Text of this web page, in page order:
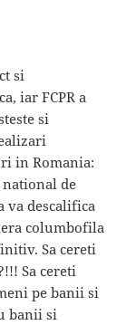
si
iar FCPR a
si
in Romania:
de
va descalifica
columbofila
Sa cereti
Sa cereti
pe banii si
banii si